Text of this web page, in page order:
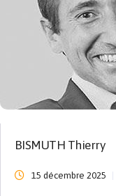
BISMUTH Thierry
15 décembre 2025